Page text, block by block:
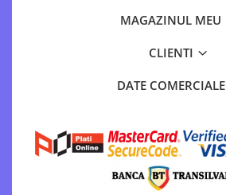
MAGAZINUL MEU
CLIENTI
DATE COMERCIALE